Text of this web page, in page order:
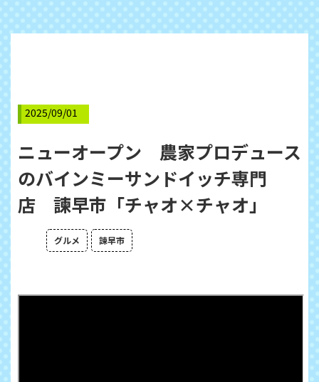
2025/09/01
ニューオープン 農家プロデュース
のバインミーサンドイッチ専門
店 諫早市「チャオ×チャオ」
グルメ 諫早市